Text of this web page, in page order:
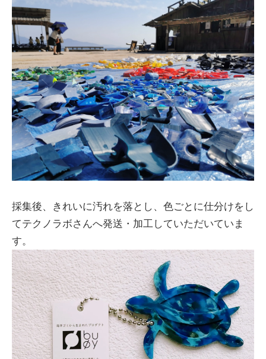
採集後、きれいに汚れを落とし、色ごとに仕分けをし
てテクノラボさんへ発送・加工していただいていま
す。